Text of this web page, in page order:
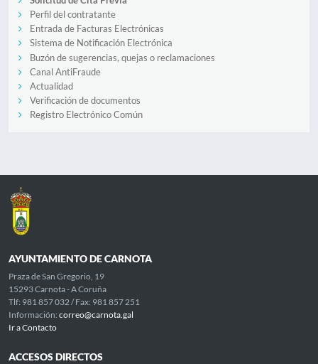
Perfil del contratante
Entrada de Facturas Electrónicas
Sistema de Notificación Electrónica
Buzón de sugerencias, quejas o reclamaciones
Canal AntiFraude
Actualidad
Verificación de documentos
Registro Electrónico Común
AYUNTAMIENTO DE CARNOTA
Praza de San Gregorio, 19
15293 Carnota - A Coruña
Tlf: 981 857 032 / Fax: 981 857 251
Información: correo@carnota.gal
Ir a Contacto
ACCESOS DIRECTOS